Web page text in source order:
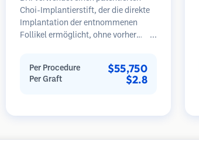
Choi-Implantierstift, der die direkte
Implantation der entnommenen
Follikel ermöglicht, ohne vorher
Kontrolle über Tiefe, Richtung und
Winkel der implantierten Haare und
Per Procedure $55,750
Per Graft $2.8